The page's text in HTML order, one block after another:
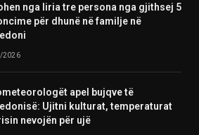
nga liria tre persona nga gjithsej 5
për dhunë në familje në
2026
apel bujqve të
Ujitni kulturat, temperaturat
nevojën për ujë